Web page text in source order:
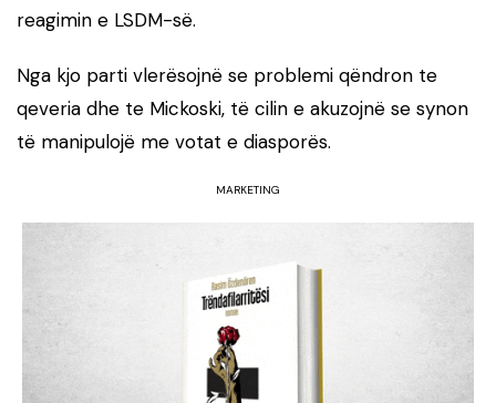
reagimin e LSDM-së.
Nga kjo parti vlerësojnë se problemi qëndron te
qeveria dhe te Mickoski, të cilin e akuzojnë se synon
të manipulojë me votat e diasporës.
MARKETING